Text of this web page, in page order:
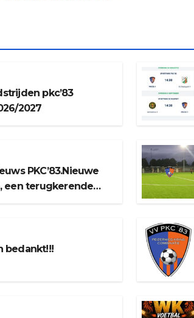
pkc’83
2027
PKC’83.Nieuwe
een terugkerende
bedankt!!!